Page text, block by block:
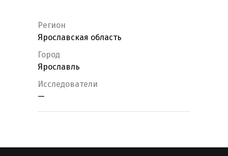
Регион
Ярославская область
Город
Ярославль
Исследователи
—